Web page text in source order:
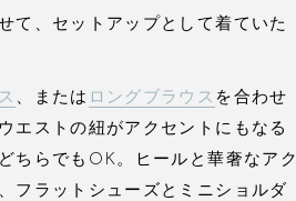
て、セットアップとして着ていた
、または ロングブラウス を合わせ
エストの紐がアクセントにもなる
ちらでもOK。ヒールと華奢なアク
フラットシューズとミニショルダ